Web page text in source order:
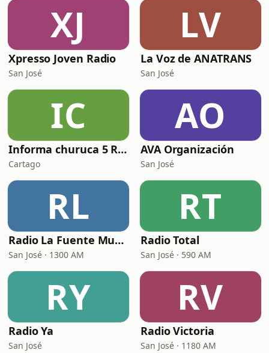
XJ
Xpresso Joven Radio
San José
LV
La Voz de ANATRANS
San José
IC
Informa churuca 5 Radio
Cartago
AO
AVA Organización
San José
RL
Radio La Fuente Musical
San José · 1300 AM
RT
Radio Total
San José · 590 AM
RY
Radio Ya
San José
RV
Radio Victoria
San José · 1180 AM